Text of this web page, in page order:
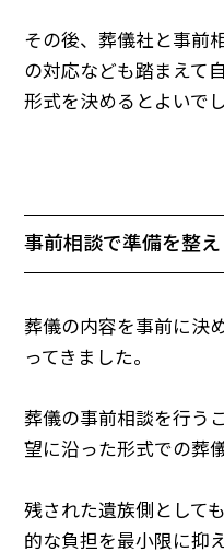
その後、葬儀社と事前
の対応なども踏まえて
形式を決めるとよいでし
事前相談で準備を整え
葬儀の内容を事前に決
ってきました。
葬儀の事前相談を行う
望に沿った形式での葬
残された遺族側として
的な負担を最小限に抑